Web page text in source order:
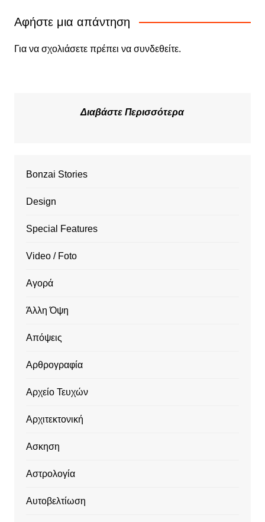
Αφήστε μια απάντηση
Για να σχολιάσετε πρέπει να συνδεθείτε.
Διαβάστε Περισσότερα
Bonzai Stories
Design
Special Features
Video / Foto
Αγορά
Άλλη Όψη
Απόψεις
Αρθρογραφία
Αρχείο Τευχών
Αρχιτεκτονική
Ασκηση
Αστρολογία
Αυτοβελτίωση